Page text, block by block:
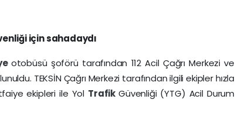
için sahadaydı
otobüsü şoförü tarafından 112 Acil Çağrı Merkezi ve
TEKSİN Çağrı Merkezi tarafından ilgili ekipler hızla
ekipleri ile Yol TrafikGüvenliği (YTG) Acil Durum